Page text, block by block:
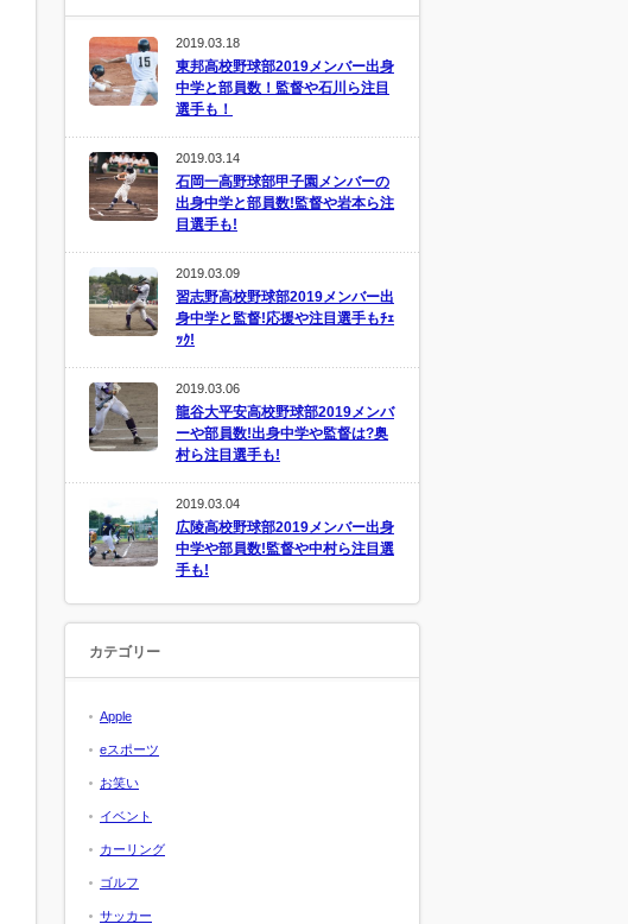
2019.03.18
東邦高校野球部2019メンバー出身
中学と部員数！監督や石川ら注目
選手も！
2019.03.14
石岡一高野球部甲子園メンバーの
出身中学と部員数!監督や岩本ら注
目選手も!
2019.03.09
習志野高校野球部2019メンバー出
身中学と監督!応援や注目選手もﾁｪ
ｯｸ!
2019.03.06
龍谷大平安高校野球部2019メンバ
ーや部員数!出身中学や監督は?奥
村ら注目選手も!
2019.03.04
広陵高校野球部2019メンバー出身
中学や部員数!監督や中村ら注目選
手も!
カテゴリー
Apple
eスポーツ
お笑い
イベント
カーリング
ゴルフ
サッカー